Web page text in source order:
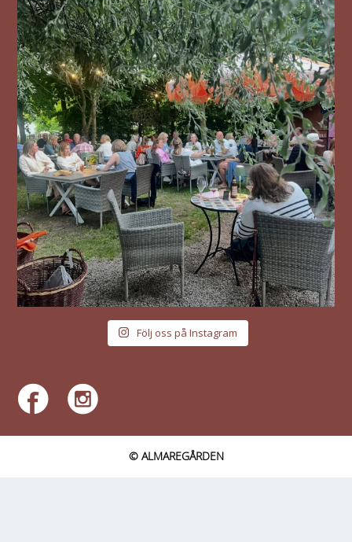
Följ oss på Instagram
© ALMAREGÅRDEN